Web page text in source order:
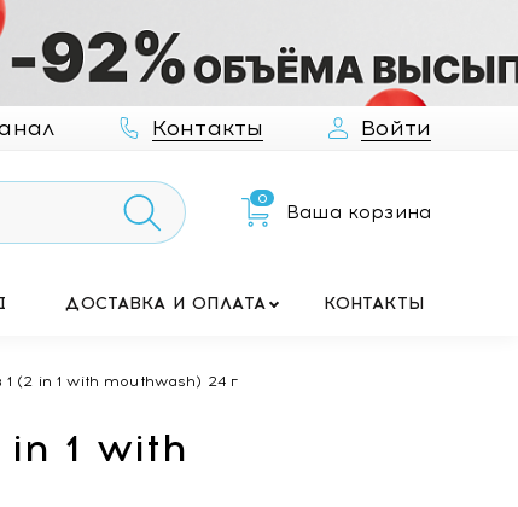
Контакты Войти
0
Ваша корзина
ДОСТАВКА И ОПЛАТА КОНТАКТЫ
(2 in 1 with mouthwash) 24 г
in 1 with